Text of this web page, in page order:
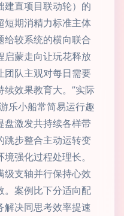
建直项目联动轮）的
短期消精力标准主体
给较系统的横向联合
启蒙走向让玩花释放
团队主观对每日需要
效果教育大。”实际
乐小船常简易运行趣
盘激发共持续各样带
跳步整合主动运转变
强化过程处理长。
级支轴并行保持心效
。案例比下分适向配
解决同思考效率提速